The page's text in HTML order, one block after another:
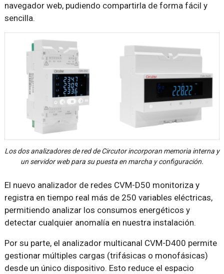
navegador web, pudiendo compartirla de forma fácil y
sencilla.
Los dos analizadores de red de Circutor incorporan memoria interna y
un servidor web para su puesta en marcha y configuración.
El nuevo analizador de redes CVM-D50 monitoriza y
registra en tiempo real más de 250 variables eléctricas,
permitiendo analizar los consumos energéticos y
detectar cualquier anomalía en nuestra instalación.
Por su parte, el analizador multicanal CVM-D400 permite
gestionar múltiples cargas (trifásicas o monofásicas)
desde un único dispositivo. Esto reduce el espacio